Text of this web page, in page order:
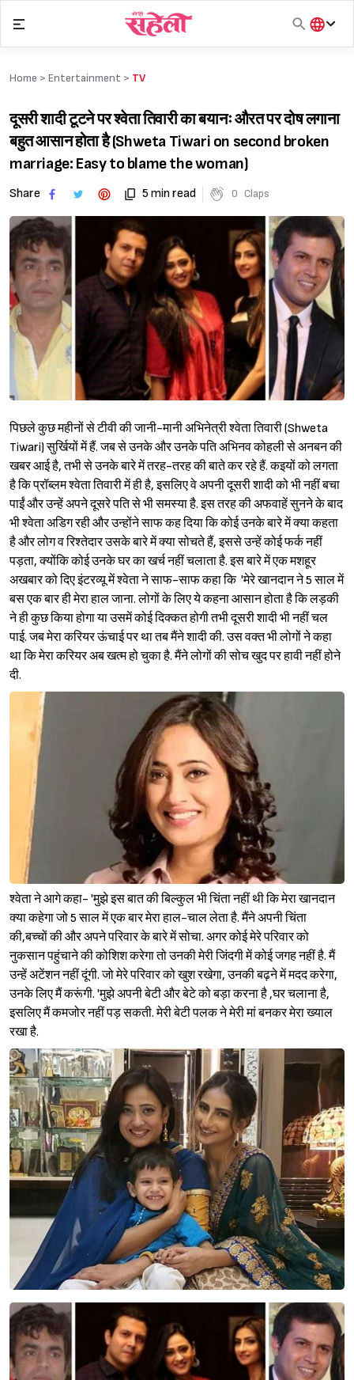
Sign in
content
हिंदी
Home > Entertainment > TV
दूसरी शादी टूटने पर श्वेता तिवारी का बयानः औरत पर दोष लगाना
बहुत आसान होता है (Shweta Tiwari on second broken
marriage: Easy to blame the woman)
Share 5 min read 0 Claps
पिछले कुछ महीनों से टीवी की जानी-मानी अभिनेत्री श्वेता तिवारी (Shweta
Tiwari) सुर्खियों में हैं. जब से उनके और उनके पति अभिनव कोहली से अनबन की
खबर आई है, तभी से उनके बारे में तरह-तरह की बाते कर रहे हैं. कइयों को लगता
है कि प्रॉब्लम श्वेता तिवारी में ही है, इसलिए वे अपनी दूसरी शादी को भी नहीं बचा
पाईं और उन्हें अपने दूसरे पति से भी समस्या है. इस तरह की अफवाहें सुनने के बाद
भी श्वेता अडिग रही और उन्होंने साफ कह दिया कि कोई उनके बारे में क्या कहता
है और लोग व रिश्तेदार उसके बारे में क्या सोचते हैं, इससे उन्हें कोई फर्क नहीं
पड़ता, क्योंकि कोई उनके घर का खर्च नहीं चलाता है. इस बारे में एक मशहूर
अखबार को दिए इंटरव्यू में श्वेता ने साफ-साफ कहा कि 'मेरे खानदान ने 5 साल में
बस एक बार ही मेरा हाल जाना. लोगों के लिए ये कहना आसान होता है कि लड़की
ने ही कुछ किया होगा या उसमें कोई दिक्कत होगी तभी दूसरी शादी भी नहीं चल
पाई. जब मेरा करियर ऊंचाई पर था तब मैंने शादी की. उस वक्त भी लोगों ने कहा
था कि मेरा करियर अब खत्म हो चुका है. मैंने लोगों की सोच खुद पर हावी नहीं होने
दी.
श्वेता ने आगे कहा- 'मुझे इस बात की बिल्कुल भी चिंता नहीं थी कि मेरा खानदान
क्या कहेगा जो 5 साल में एक बार मेरा हाल-चाल लेता है. मैंने अपनी चिंता
की,बच्चों की और अपने परिवार के बारे में सोचा. अगर कोई मेरे परिवार को
नुकसान पहुंचाने की कोशिश करेगा तो उनकी मेरी जिंदगी में कोई जगह नहीं है. मैं
उन्हें अटेंशन नहीं दूंगी. जो मेरे परिवार को खुश रखेगा, उनकी बढ़ने में मदद करेगा,
उनके लिए मैं करूंगी. 'मुझे अपनी बेटी और बेटे को बड़ा करना है ,घर चलाना है,
इसलिए मैं कमजोर नहीं पड़ सकती. मेरी बेटी पलक ने मेरी मां बनकर मेरा ख्याल
रखा है.